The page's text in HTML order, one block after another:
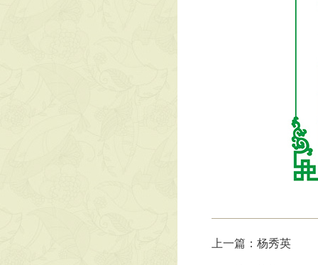
上一篇：杨秀英